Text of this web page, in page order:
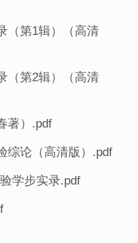
（第1辑）（高清
（第2辑）（高清
著）.pdf
综论（高清版）.pdf
学步实录.pdf